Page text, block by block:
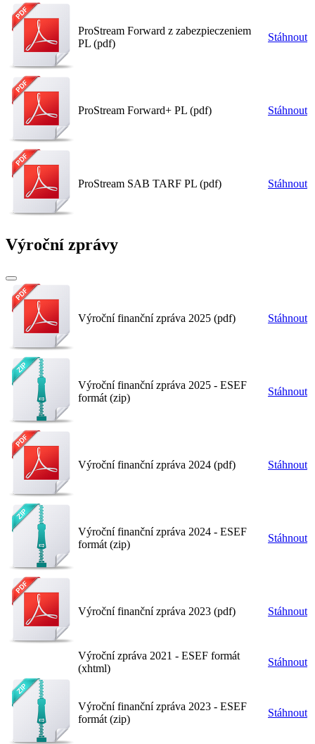
ProStream Forward z zabezpieczeniem
PL (pdf)
Stáhnout
ProStream Forward+ PL (pdf) Stáhnout
ProStream SAB TARF PL (pdf) Stáhnout
Výroční zprávy
Výroční finanční zpráva 2025 (pdf) Stáhnout
Výroční finanční zpráva 2025 - ESEF
formát (zip)
Stáhnout
Výroční finanční zpráva 2024 (pdf) Stáhnout
Výroční finanční zpráva 2024 - ESEF
formát (zip)
Stáhnout
Výroční finanční zpráva 2023 (pdf) Stáhnout
Výroční zpráva 2021 - ESEF formát
(xhtml)
Stáhnout
Výroční finanční zpráva 2023 - ESEF
formát (zip)
Stáhnout